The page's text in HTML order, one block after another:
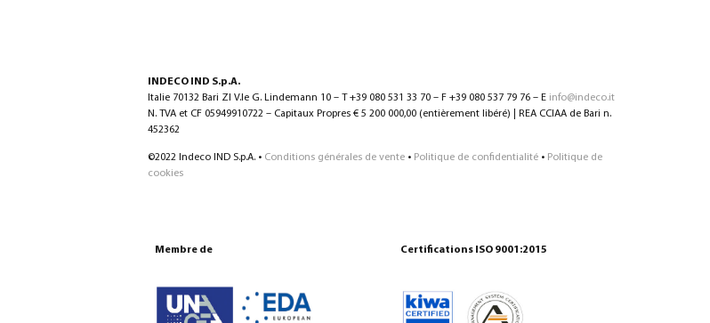
INDECO IND S.p.A.
Italie 70132 Bari ZI V.le G. Lindemann 10 – T +39 080 531 33 70 – F +39 080 537 79 76 – E info@indeco.it
N. TVA et CF 05949910722 – Capitaux Propres € 5 200 000,00 (entièrement libéré) | REA CCIAA de Bari n.
452362
©2022 Indeco IND S.p.A. • Conditions générales de vente • Politique de confidentialité • Politique de
cookies
Membre de Certifications ISO 9001:2015